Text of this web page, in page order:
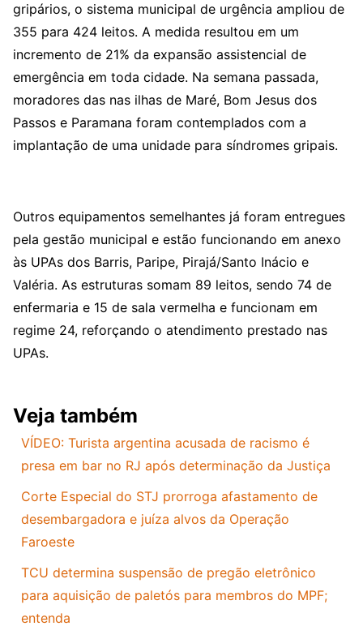
gripários, o sistema municipal de urgência ampliou de
355 para 424 leitos. A medida resultou em um
incremento de 21% da expansão assistencial de
emergência em toda cidade. Na semana passada,
moradores das nas ilhas de Maré, Bom Jesus dos
Passos e Paramana foram contemplados com a
implantação de uma unidade para síndromes gripais.
Outros equipamentos semelhantes já foram entregues
pela gestão municipal e estão funcionando em anexo
às UPAs dos Barris, Paripe, Pirajá/Santo Inácio e
Valéria. As estruturas somam 89 leitos, sendo 74 de
enfermaria e 15 de sala vermelha e funcionam em
regime 24, reforçando o atendimento prestado nas
UPAs.
Veja também
VÍDEO: Turista argentina acusada de racismo é
presa em bar no RJ após determinação da Justiça
Corte Especial do STJ prorroga afastamento de
desembargadora e juíza alvos da Operação
Faroeste
TCU determina suspensão de pregão eletrônico
para aquisição de paletós para membros do MPF;
entenda